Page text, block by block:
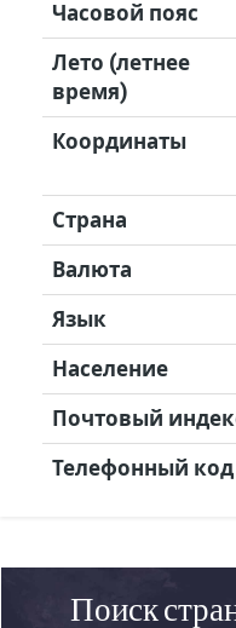
Часовой пояс
Лето (летнее
время)
Координаты
Страна
Валюта
Язык
Население
Почтовый
Телефонный код
Поиск